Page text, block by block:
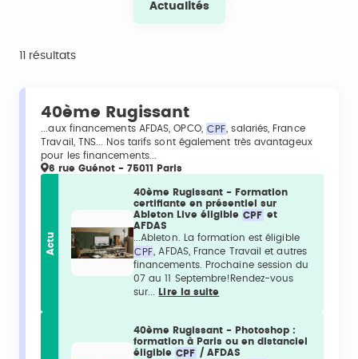
Actualités
11 résultats
40ème Rugissant
...aux financements AFDAS, OPCO, CPF
, salariés, France
Travail, TNS... Nos tarifs sont également très avantageux
pour les financements...
6 rue Guénot - 75011 Paris
Actu
40ème Rugissant - Formation
certifiante en présentiel sur
Ableton Live éligible CPF et
AFDAS
...Ableton. La formation est éligible
CPF
, AFDAS, France Travail et autres
financements. Prochaine session du
07 au 11 Septembre!Rendez-vous
sur...
Lire la suite
40ème Rugissant - Photoshop :
formation à Paris ou en distanciel
éligible CPF / AFDAS